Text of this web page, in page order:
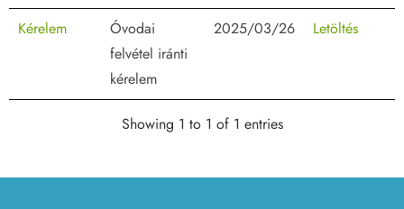
Kérelem
Óvodai
felvétel iránti
kérelem
2025/03/26 Letöltés
Showing 1 to 1 of 1 entries